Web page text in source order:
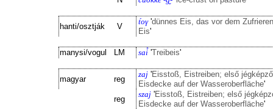
hanti/osztják V
t́oγ'dünnes Eis, das vor dem
Eis'
manysi/vogul LM sai̊ 'Treibeis'
magyar reg
zaj 'Eisstoß, Eistreiben; első
Eisdecke auf der Wasseroberfläche'
reg
szaj 'Eisstoß, Eistreiben; első
Eisdecke auf der Wasseroberfläche'